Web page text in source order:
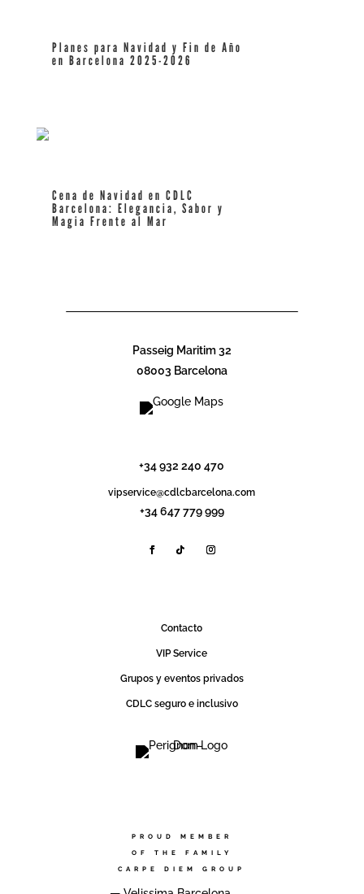
Planes para Navidad y Fin de Año
en Barcelona 2025-2026
Cena de Navidad en CDLC
Barcelona: Elegancia, Sabor y
Magia Frente al Mar
Passeig Maritim 32
08003 Barcelona
+34 932 240 470
vipservice@cdlcbarcelona.com
+34 647 779 999
Contact0
VIP Service
Grupos y eventos privados
CDLC seguro e inclusivo
PROUD MEMBER
OF THE FAMILY
CARPE DIEM GROUP